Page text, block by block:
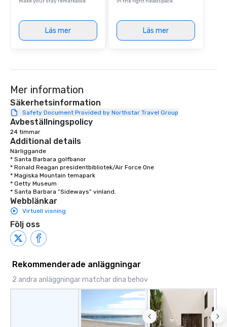
you’re interested in a quote.
Läs mer Läs mer
Mer information
Säkerhetsinformation
Safety Document Provided by Northstar Travel Group
Avbeställningspolicy
24 timmar
Additional details
Närliggande
* Santa Barbara golfbanor
* Ronald Reagan presidentbibliotek/Air Force One
* Magiska Mountain temapark
* Getty Museum
* Santa Barbara ”Sideways” vinland.
Webblänkar
Virtuell visning
Följ oss
Rekommenderade anläggningar
2 andra anläggningar matchar dina behov